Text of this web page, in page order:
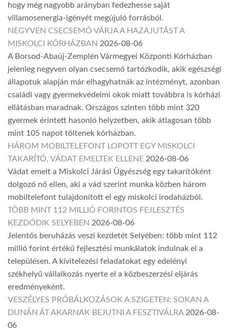
hogy még nagyobb arányban fedezhesse saját
villamosenergia-igényét megújuló forrásból.
NEGYVEN CSECSEMŐ VÁRJA A HAZAJUTÁST A
MISKOLCI KÓRHÁZBAN 2026-08-06
A Borsod-Abaúj-Zemplén Vármegyei Központi Kórházban
jelenleg negyven olyan csecsemő tartózkodik, akik egészségi
állapotuk alapján már elhagyhatnák az intézményt, azonban
családi vagy gyermekvédelmi okok miatt továbbra is kórházi
ellátásban maradnak. Országos szinten több mint 320
gyermek érintett hasonló helyzetben, akik átlagosan több
mint 105 napot töltenek kórházban.
HÁROM MOBILTELEFONT LOPOTT EGY MISKOLCI
TAKARÍTÓ, VÁDAT EMELTEK ELLENE 2026-08-06
Vádat emelt a Miskolci Járási Ügyészség egy takarítóként
dolgozó nő ellen, aki a vád szerint munka közben három
mobiltelefont tulajdonított el egy miskolci irodaházból.
TÖBB MINT 112 MILLIÓ FORINTOS FEJLESZTÉS
KEZDŐDIK SELYEBEN 2026-08-06
Jelentős beruházás veszi kezdetét Selyében: több mint 112
millió forint értékű fejlesztési munkálatok indulnak el a
településen. A kivitelezési feladatokat egy edelényi
székhelyű vállalkozás nyerte el a közbeszerzési eljárás
eredményeként.
VESZÉLYES PRÓBÁLKOZÁSOK A SZIGETEN: SOKAN A
DUNÁN ÁT AKARNAK BEJUTNI A FESZTIVÁLRA 2026-08-
06